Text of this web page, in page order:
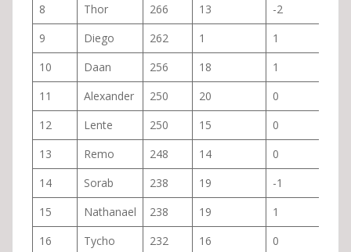
8
Thor 266 13
-2
9
Diego 262 1
1
10
Daan 256 18
1
11
Alexander 250 20
0
12
Lente 250 15
0
13
Remo 248 14
0
14
Sorab 238 19
-1
15
Nathanael 238 19
1
16
Tycho 232 16
0